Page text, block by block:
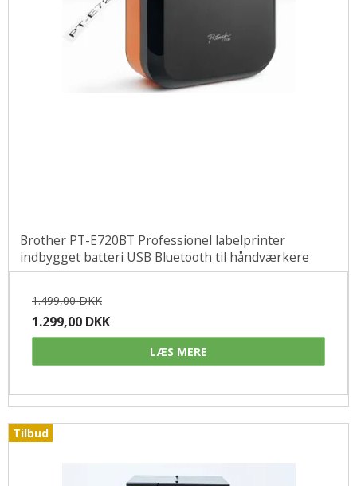
Brother PT-E720BT Professionel labelprinter
indbygget batteri USB Bluetooth til håndværkere
1.499,00 DKK
1.299,00 DKK
LÆS MERE
Tilbud